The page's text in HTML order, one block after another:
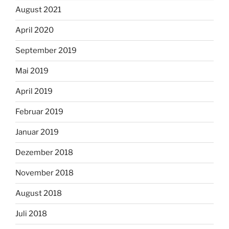
August 2021
April 2020
September 2019
Mai 2019
April 2019
Februar 2019
Januar 2019
Dezember 2018
November 2018
August 2018
Juli 2018